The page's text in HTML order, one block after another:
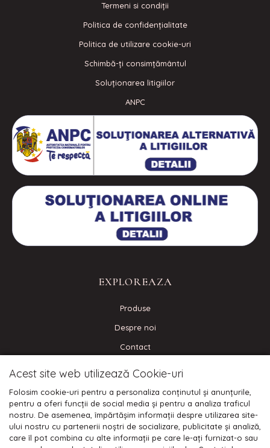
Termeni si condiţii
Politica de confidenţialitate
Politica de utilizare cookie-uri
Schimbă-ți consimțământul
Soluționarea litigiilor
ANPC
EXPLOREAZA
Produse
Despre noi
Contact
CONECTEAZA-TE
Acest site web utilizează Cookie-uri
Folosim cookie-uri pentru a personaliza conținutul și anunțurile,
pentru a oferi funcții de social media și pentru a analiza traficul
nostru. De asemenea, împărtășim informații despre utilizarea site-
ului nostru cu partenerii noștri de socializare, publicitate și analiză,
care îl pot combina cu alte informații pe care le-ați furnizat-o sau